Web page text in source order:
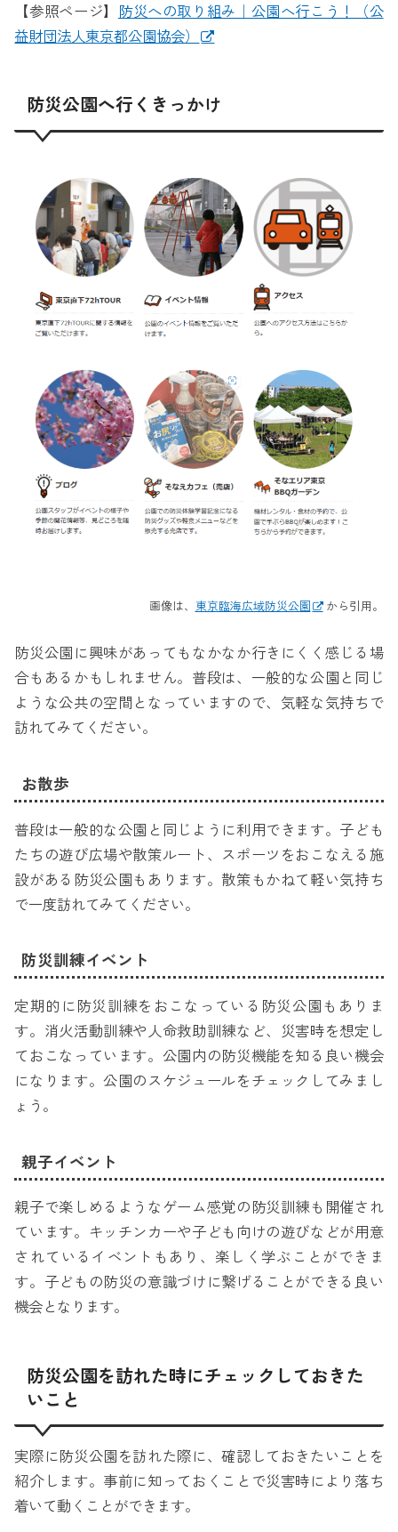
【参照ページ】 防災への取り組み｜公園へ行こう！（公
益財団法人東京都公園協会）
防災公園へ行くきっかけ
画像は、 東京臨海広域防災公園 から引用。
防災公園に興味があってもなかなか行きにくく感じる場
合もあるかもしれません。普段は、一般的な公園と同じ
ような公共の空間となっていますので、気軽な気持ちで
訪れてみてください。
お散歩
普段は一般的な公園と同じように利用できます。子ども
たちの遊び広場や散策ルート、スポーツをおこなえる施
設がある防災公園もあります。散策もかねて軽い気持ち
で一度訪れてみてください。
防災訓練イベント
定期的に防災訓練をおこなっている防災公園もありま
す。消火活動訓練や人命救助訓練など、災害時を想定し
ておこなっています。公園内の防災機能を知る良い機会
になります。公園のスケジュールをチェックしてみまし
ょう。
親子イベント
親子で楽しめるようなゲーム感覚の防災訓練も開催され
ています。キッチンカーや子ども向けの遊びなどが用意
されているイベントもあり、楽しく学ぶことができま
す。子どもの防災の意識づけに繋げることができる良い
機会となります。
防災公園を訪れた時にチェックしておきた
いこと
実際に防災公園を訪れた際に、確認しておきたいことを
紹介します。事前に知っておくことで災害時により落ち
着いて動くことができます。